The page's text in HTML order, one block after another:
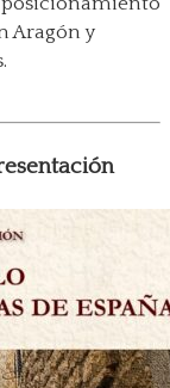
Aragón y